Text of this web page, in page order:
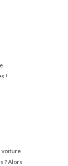
BLV ?
!
voiture
? Alors